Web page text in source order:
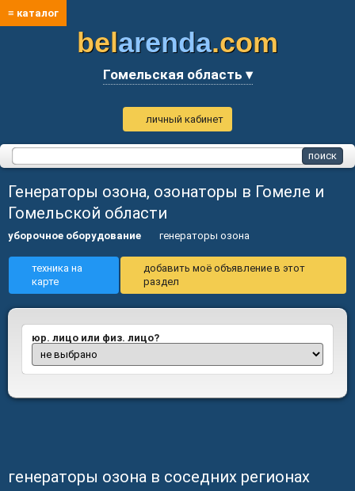
≡ каталог
belarenda.com
Гомельская область ▾
личный кабинет
Генераторы озона, озонаторы в Гомеле и
Гомельской области
уборочное оборудование генераторы озона
техника на
карте
добавить моё объявление в этот
раздел
юр. лицо или физ. лицо?
генераторы озона в соседних регионах